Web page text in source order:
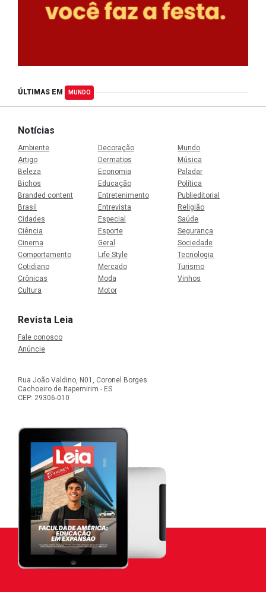
ÚLTIMAS EM MUNDO
Notícias
Ambiente
Artigo
Beleza
Bichos
Branded content
Brasil
Cidades
Ciência
Cinema
Comportamento
Cotidiano
Crônicas
Cultura
Decoração
Dermatips
Economia
Educação
Entretenimento
Entrevista
Especial
Esporte
Geral
Life Style
Mercado
Moda
Motor
Mundo
Música
Paladar
Política
Publieditorial
Religião
Saúde
Segurança
Sociedade
Tecnologia
Turismo
Vinhos
Revista Leia
Fale conosco
Anúncie
Rua João Valdino, N01, Coronel Borges
Cachoeiro de Itapemirim - ES
CEP: 29306-010